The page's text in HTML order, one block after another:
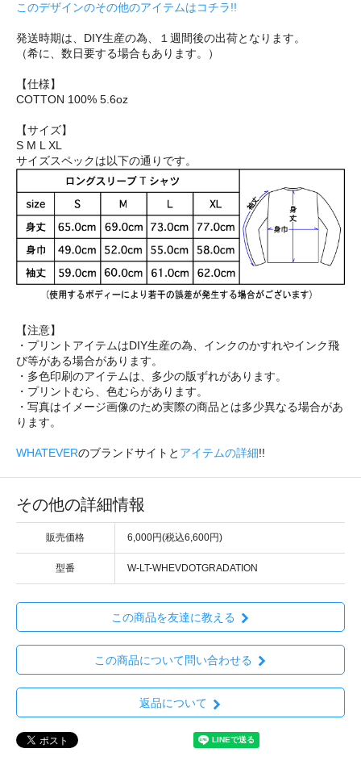
このデザインのその他のアイテムはコチラ!!
発送時期は、DIY生産の為、１週間後の出荷となります。
（希に、数日要する場合もあります。）
【仕様】
COTTON 100% 5.6oz
【サイズ】
S M L XL
サイズスペックは以下の通りです。
【注意】
・プリントアイテムはDIY生産の為、インクのかすれやインク飛
び等がある場合があります。
・多色印刷のアイテムは、多少の版ずれがあります。
・プリントむら、色むらがあります。
・写真はイメージ画像のため実際の商品とは多少異なる場合があ
ります。
WHATEVERのブランドサイトと アイテムの詳細!!
その他の詳細情報
販売価格 6,000円(税込6,600円)
型番 W-LT-WHEVDOTGRADATION
この商品を友達に教える
この商品について問い合わせる
返品について